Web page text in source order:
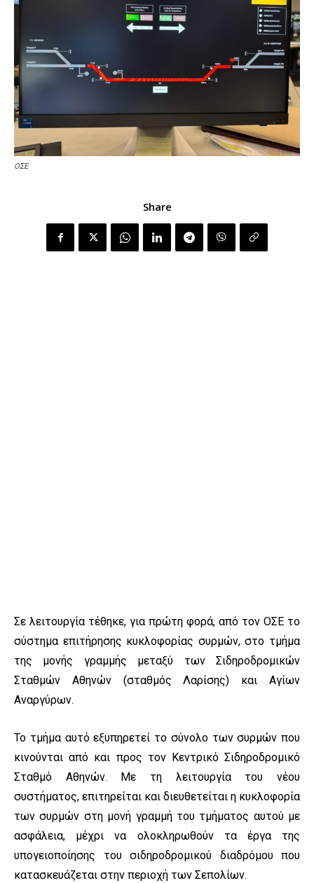
ΟΣΕ
Share
Σε λειτουργία τέθηκε, για πρώτη φορά, από τον ΟΣΕ το
σύστημα επιτήρησης κυκλοφορίας συρμών, στο τμήμα
της μονής γραμμής μεταξύ των Σιδηροδρομικών
Σταθμών Αθηνών (σταθμός Λαρίσης) και Αγίων
Αναργύρων.
Το τμήμα αυτό εξυπηρετεί το σύνολο των συρμών που
κινούνται από και προς τον Κεντρικό Σιδηροδρομικό
Σταθμό Αθηνών. Με τη λειτουργία του νέου
συστήματος, επιτηρείται και διευθετείται η κυκλοφορία
των συρμών στη μονή γραμμή του τμήματος αυτού με
ασφάλεια, μέχρι να ολοκληρωθούν τα έργα της
υπογειοποίησης του σιδηροδρομικού διαδρόμου που
κατασκευάζεται στην περιοχή των Σεπολίων.